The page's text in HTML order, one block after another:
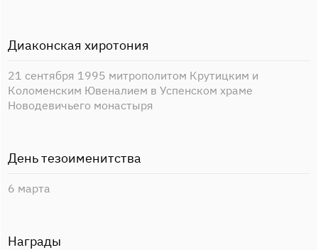
Диаконская хиротония
21 сентября 1995 митрополитом Крутицким и
Коломенским Ювеналием в Успенском храме
Новодевичьего монастыря
День тезоименитства
6 марта
Награды